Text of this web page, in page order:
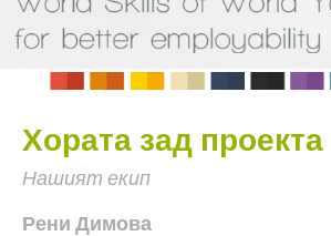
Хората зад проекта
Нашият екип
Рени Димова